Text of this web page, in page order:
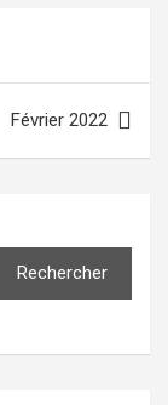
Février 2022
Rechercher